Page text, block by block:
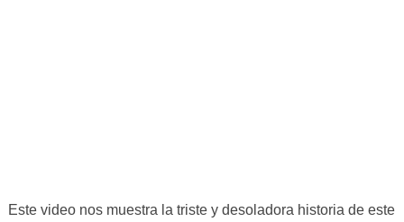
Este video nos muestra la triste y desoladora historia de este